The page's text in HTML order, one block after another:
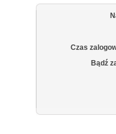
Czas
Bądź